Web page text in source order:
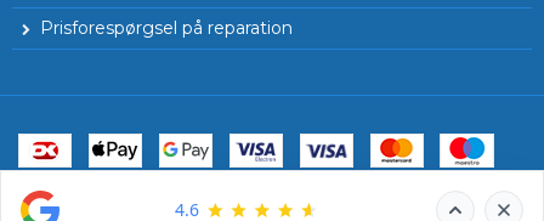
Prisforespørgsel på reparation